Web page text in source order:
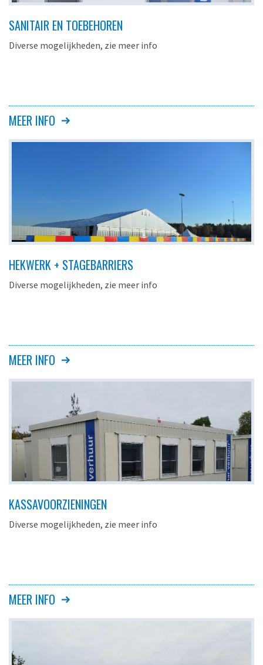
SANITAIR EN TOEBEHOREN
Diverse mogelijkheden, zie meer info
MEER INFO
HEKWERK + STAGEBARRIERS
Diverse mogelijkheden, zie meer info
MEER INFO
KASSAVOORZIENINGEN
Diverse mogelijkheden, zie meer info
MEER INFO